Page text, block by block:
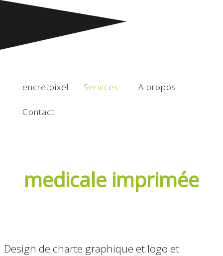
communication médicale
encretpixel Services A propos
Contact
Communication
imprimée
medicale imprimée
Design de charte graphique et logo et